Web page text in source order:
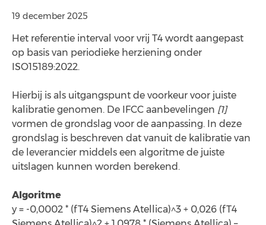
19 december 2025
Het referentie interval voor vrij T4 wordt aangepast
op basis van periodieke herziening onder
ISO15189:2022.
Hierbij is als uitgangspunt de voorkeur voor juiste
kalibratie genomen. De IFCC aanbevelingen [1]
vormen de grondslag voor de aanpassing. In deze
grondslag is beschreven dat vanuit de kalibratie van
de leverancier middels een algoritme de juiste
uitslagen kunnen worden berekend.
Algoritme
y = -0,0002 * (fT4 Siemens Atellica)^3 + 0,026 (fT4